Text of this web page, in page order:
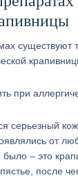
существуют
при
серьезный
от
– это
после